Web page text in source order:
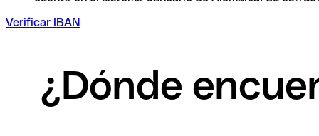
Verificar IBAN
¿Dónde